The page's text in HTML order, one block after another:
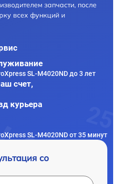
запчасти, после
всех функций и
SL-M4020ND до 3 лет
счет,
курьера
SL-M4020ND от 35 минут
со